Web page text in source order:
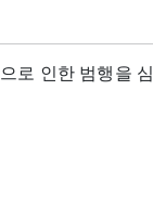
로 인한 범행을